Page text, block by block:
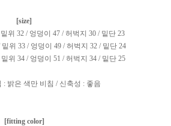
[size]
위 32 / 엉덩이 47 / 허벅지 30 / 밑단 23
위 33 / 엉덩이 49 / 허벅지 32 / 밑단 24
위 34 / 엉덩이 51 / 허벅지 34 / 밑단 25
: 밝은 색만 비침 / 신축성 : 좋음
[fitting color]